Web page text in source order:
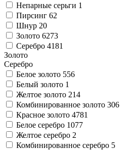
Непарные серьги 1
Пирсинг 62
Шнур 20
Золото 6273
Серебро 4181
Золото
Серебро
Белое золото 556
Белый золото 1
Желтое золото 214
Комбинированное золото 306
Красное золото 4781
Белое серебро 1077
Желтое серебро 2
Комбинированное серебро 5